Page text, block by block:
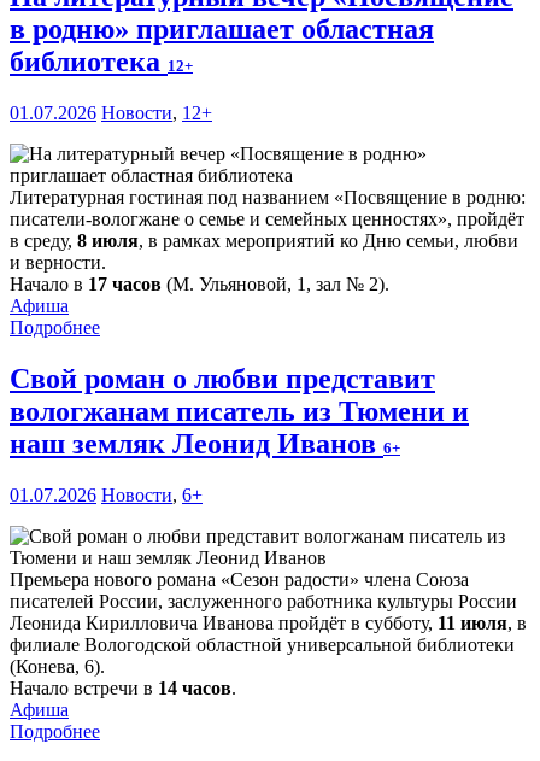
в родню» приглашает областная
библиотека 12+
01.07.2026 Новости, 12+
Литературная гостиная под названием «Посвящение в родню:
писатели-вологжане о семье и семейных ценностях», пройдёт
в среду, 8 июля, в рамках мероприятий ко Дню семьи, любви
и верности.
Начало в 17 часов (М. Ульяновой, 1, зал № 2).
Афиша
Подробнее
Свой роман о любви представит
вологжанам писатель из Тюмени и
наш земляк Леонид Иванов 6+
01.07.2026 Новости, 6+
Премьера нового романа «Сезон радости» члена Союза
писателей России, заслуженного работника культуры России
Леонида Кирилловича Иванова пройдёт в субботу, 11 июля, в
филиале Вологодской областной универсальной библиотеки
(Конева, 6).
Начало встречи в 14 часов.
Афиша
Подробнее